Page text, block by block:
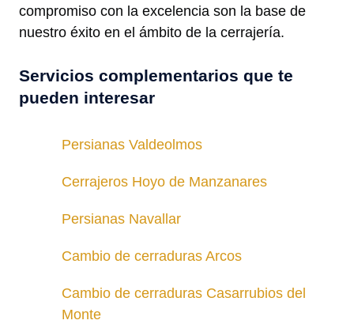
compromiso con la excelencia son la base de
nuestro éxito en el ámbito de la cerrajería.
Servicios complementarios que te
pueden interesar
Persianas Valdeolmos
Cerrajeros Hoyo de Manzanares
Persianas Navallar
Cambio de cerraduras Arcos
Cambio de cerraduras Casarrubios del
Monte